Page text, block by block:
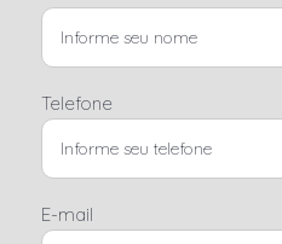
Telefone
E-mail